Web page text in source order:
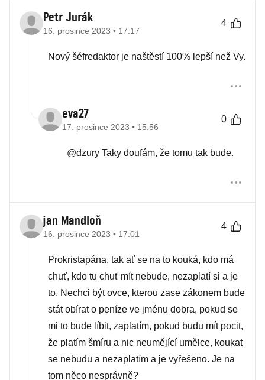
Petr Jurák
16. prosince 2023 • 17:17
4
Nový šéfredaktor je naštěstí 100% lepší než Vy.
eva27
17. prosince 2023 • 15:56
0
@dzury Taky doufám, že tomu tak bude.
jan Mandloň
16. prosince 2023 • 17:01
4
Prokristapána, tak ať se na to kouká, kdo má
chuť, kdo tu chuť mít nebude, nezaplatí si a je
to. Nechci být ovce, kterou zase zákonem bude
stát obírat o peníze ve jménu dobra, pokud se
mi to bude líbit, zaplatím, pokud budu mít pocit,
že platím šmíru a nic neumějící umělce, koukat
se nebudu a nezaplatím a je vyřešeno. Je na
tom něco nesprávně?